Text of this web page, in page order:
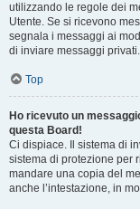
utilizzando le regole dei
Utente. Se si ricevono
segnala i messaggi ai
di inviare messaggi privati​​.
Top
Ho ricevuto un
questa Board!
Ci dispiace. Il sistema di
sistema di protezione per
mandare una copia del
anche l’intestazione, in